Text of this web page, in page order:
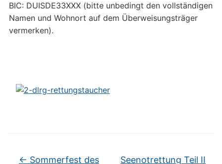
BIC: DUISDE33XXX (bitte unbedingt den vollständigen
Namen und Wohnort auf dem Überweisungsträger
vermerken).
← Sommerfest des Seenotrettung Teil II